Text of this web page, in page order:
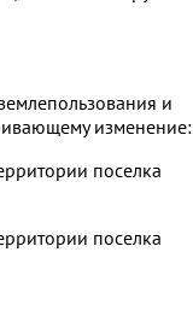
и
изменение:
поселка
поселка